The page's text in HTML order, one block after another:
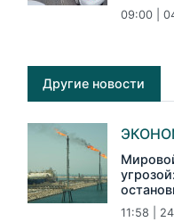
09:00 |
Другие новости
11:58 |